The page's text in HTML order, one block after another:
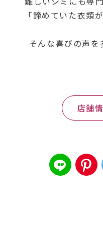
「諦めていた衣類
そんな喜びの声を
店舗